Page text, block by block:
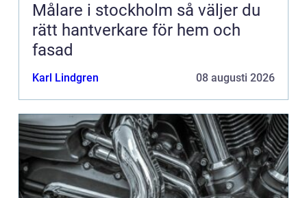
Målare i stockholm så väljer du
rätt hantverkare för hem och
fasad
Karl Lindgren 08 augusti 2026